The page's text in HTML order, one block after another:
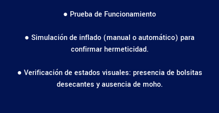
● Prueba de Funcionamiento
● Simulación de inflado (manual o automático) para
confirmar hermeticidad.
● Verificación de estados visuales: presencia de bolsitas
desecantes y ausencia de moho.